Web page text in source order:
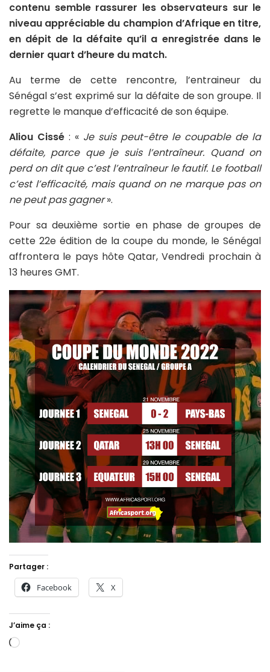
contenu semble rassurer les observateurs sur le
niveau appréciable du champion d’Afrique en titre,
en dépit de la défaite qu’il a enregistrée dans le
dernier quart d’heure du match.
Au terme de cette rencontre, l’entraineur du
Sénégal s’est exprimé sur la défaite de son groupe. Il
regrette le manque d’efficacité de son équipe.
Aliou Cissé : « Je suis peut-être le coupable de la
défaite, parce que je suis l’entraîneur. Quand on
perd on dit que c’est l’entraîneur le fautif. Le football
c’est l’efficacité, mais quand on ne marque pas on
ne peut pas gagner».
Pour sa deuxième sortie en phase de groupes de
cette 22e édition de la coupe du monde, le Sénégal
affrontera le pays hôte Qatar, Vendredi prochain à
13 heures GMT.
Partager :
Facebook X
J’aime ça :
Chargement…